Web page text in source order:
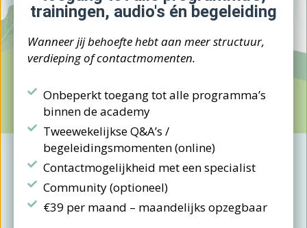
trainingen, audio's én begeleiding
Wanneer jij behoefte hebt aan meer structuur,
verdieping of contactmomenten.
Onbeperkt toegang tot alle programma’s
binnen de academy
Tweewekelijkse Q&A’s /
begeleidingsmomenten (online)
Contactmogelijkheid met een specialist
Community (optioneel)
€39 per maand – maandelijks opzegbaar